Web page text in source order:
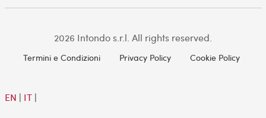
2026 Intondo s.r.l. All rights reserved.
Termini e Condizioni Privacy Policy Cookie Policy
EN | IT|